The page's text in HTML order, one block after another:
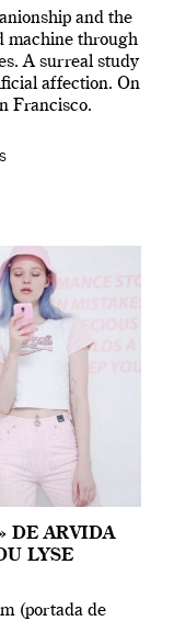
and the
machine through
A surreal study
affection. On
Francisco.
DE ARVIDA
LYSE
(portada de